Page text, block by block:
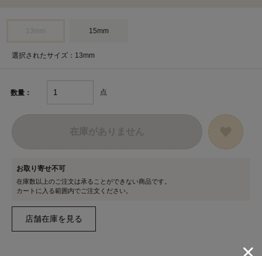
15mm
選択されたサイズ：13mm
数量： 点
お取り寄せ不可
在庫数以上のご注文は承ることができない商品です。
カートに入る範囲内でご注文ください。